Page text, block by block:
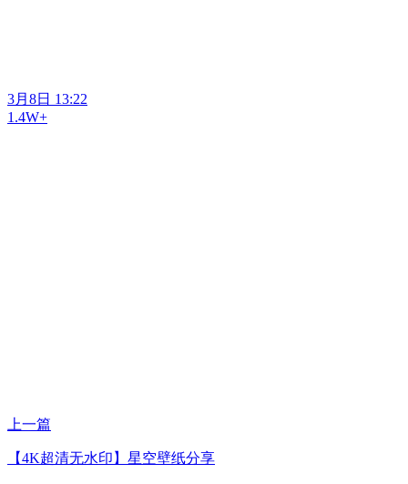
3月8日 13:22
1.4W+
上一篇
【4K超清无水印】星空壁纸分享